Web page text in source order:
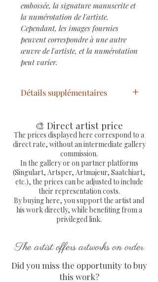
embossée, la signature manuscrite et
la numérotation de l'artiste.
Cependant, les images fournies
peuvent correspondre à une autre
œuvre de l'artiste, et la numérotation
peut varier.
Détails supplémentaires
Année: 2025
Technique: Peinture
numériqueréhaussée à la
main
Support: Tirage sur
papier d'art 340 g
Dimensions du papier: 42 x
29,7 cm
Peinture limitée à 5
uniques, numérotés et
signés par l'artiste, avec
certificat d'authenticité et
🎨 Direct artist price
The prices displayed here correspond to a
direct rate, without an intermediate gallery
commission.
In the gallery or on partner platforms
(Singulart, Artsper, Artmajeur, Saatchiart,
etc.), the prices can be adjusted to include
their representation costs.
By buying here, you support the artist and
his work directly, while benefiting from a
privileged link.
The artist offers artworks on order
Did you miss the opportunity to buy
this work?